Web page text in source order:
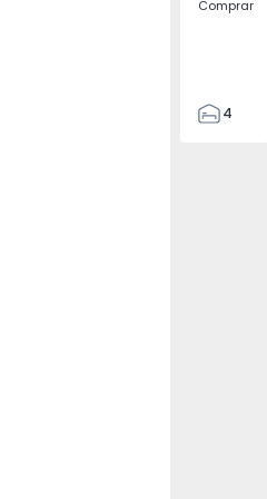
Comprar
4